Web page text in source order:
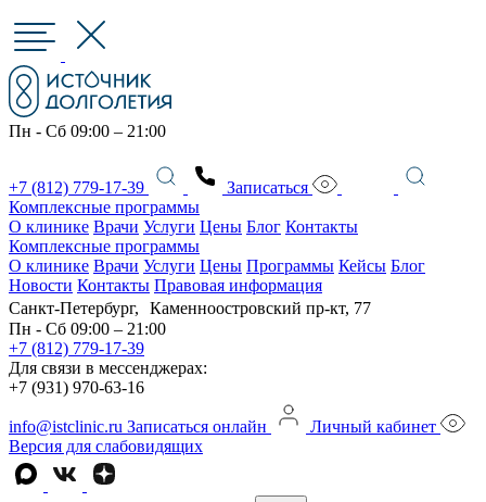
Пн - Сб 09:00 – 21:00
+7 (812) 779-17-39
Записаться
Комплексные программы
О клинике Врачи Услуги Цены Блог Контакты
Комплексные программы
О клинике Врачи Услуги Цены Программы Кейсы Блог
Новости Контакты Правовая информация
Санкт-Петербург, Каменноостровский пр-кт, 77
Пн - Сб 09:00 – 21:00
+7 (812) 779-17-39
Для связи в мессенджерах:
+7 (931) 970-63-16
info@istclinic.ru Записаться онлайн
Личный кабинет
Версия для слабовидящих